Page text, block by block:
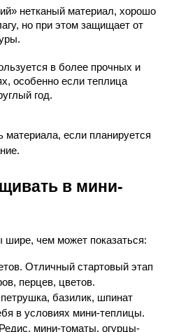
нетканый материал, хорошо
но при этом защищает от
в более прочных и
особенно если теплица
год.
материала, если планируется
в мини-
чем может показаться:
Отличный стартовый этап
перцев, цветов.
петрушка, базилик, шпинат
в условиях мини-теплицы.
Редис, мини-томаты, огурцы-